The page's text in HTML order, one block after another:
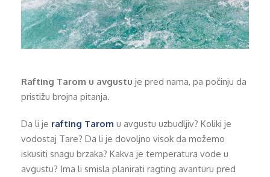
Rafting Tarom u avgustu je pred nama, pa počinju da
pristižu brojna pitanja.
Da li je rafting Tarom u avgustu uzbudljiv? Koliki je
vodostaj Tare? Da li je dovoljno visok da možemo
iskusiti snagu brzaka? Kakva je temperatura vode u
avgustu? Ima li smisla planirati ragting avanturu pred